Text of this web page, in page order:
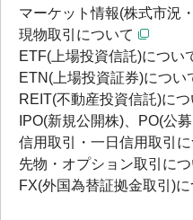
マーケット情報(株式市況
現物取引について
ETF(上場投資信託)につい
ETN(上場投資証券)につい
REIT(不動産投資信託)につ
IPO(新規公開株)、PO(公
信用取引・一日信用取引に
先物・オプション取引につ
FX(外国為替証拠金取引)に